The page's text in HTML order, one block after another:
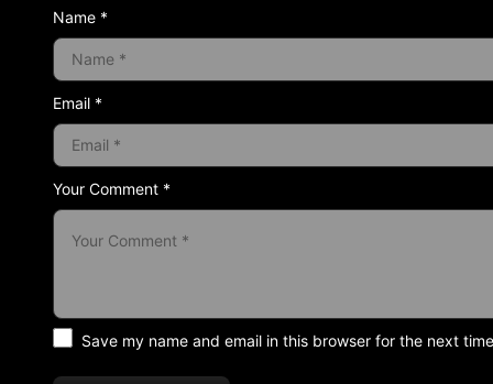
Your Comment *
Name *
Email *
Save my name and email in this browser for the next